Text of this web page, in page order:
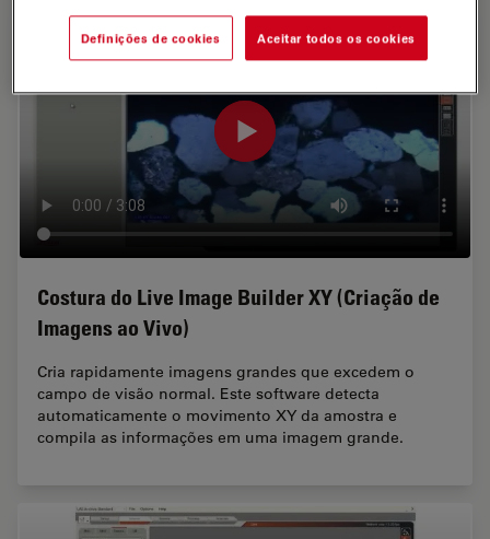
Costura do Live Image Builder XY (Criação de
Imagens ao Vivo)
Cria rapidamente imagens grandes que excedem o
campo de visão normal. Este software detecta
automaticamente o movimento XY da amostra e
compila as informações em uma imagem grande.
Definições de cookies Aceitar todos os cookies